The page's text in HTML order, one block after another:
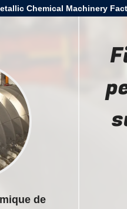
Chemical Machinery
de